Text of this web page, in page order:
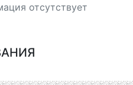
отсутствует